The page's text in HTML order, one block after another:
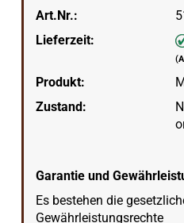
Art.Nr.:
Lieferzeit:
Produkt:
Zustand:
Garantie und
Es bestehen die
Gewährleistungsrechte